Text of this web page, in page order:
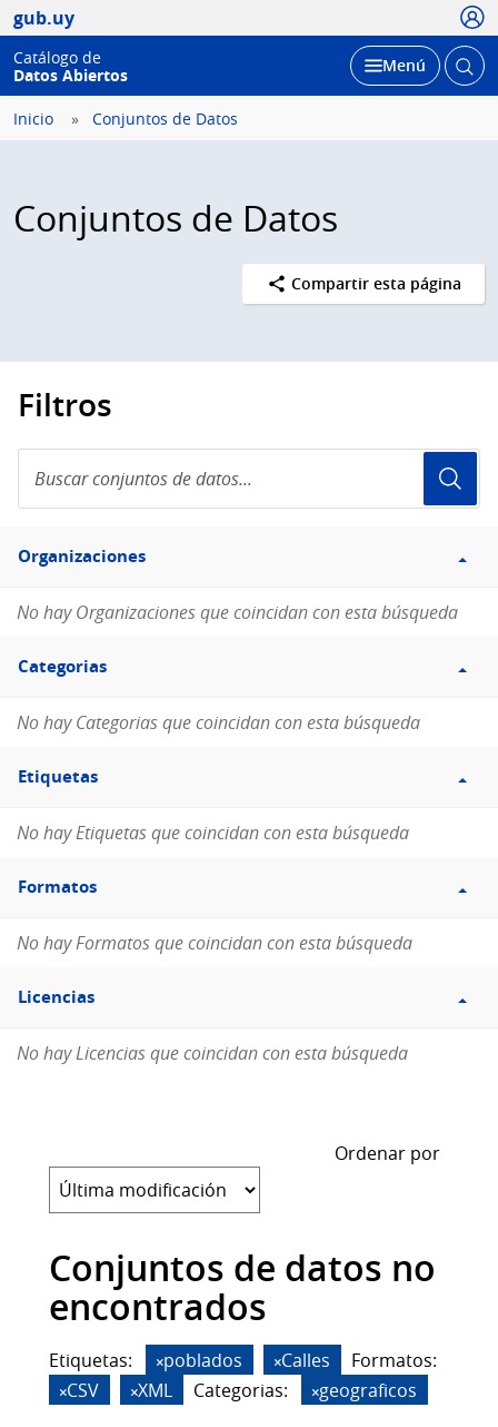
gub.uy
Catálogo de
Datos Abiertos
Desplegar
Menú Abrir
Inicio Conjuntos de Datos
Conjuntos de Datos
Compartir esta página
Filtros
conjuntos
de
Filtro
Organizaciones
Organizaciones
No hay Organizaciones que coincidan con esta búsqueda
Filtro
Categorias
Categorias
No hay Categorias que coincidan con esta búsqueda
Filtro
Etiquetas
Etiquetas
No hay Etiquetas que coincidan con esta búsqueda
Filtro
Formatos
Formatos
No hay Formatos que coincidan con esta búsqueda
Filtro
Licencias
Licencias
No hay Licencias que coincidan con esta búsqueda
Ordenar por
Conjuntos de datos no
encontrados
Etiquetas: poblados Calles
Formatos:
CSV
XML Categorias: geograficos